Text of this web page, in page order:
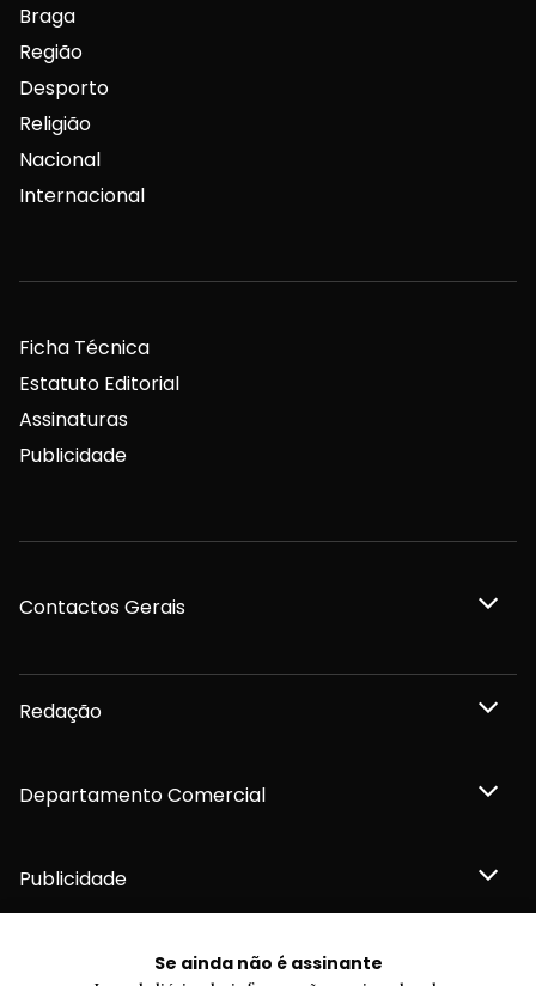
Se ainda não é assinante
Braga
Região
Desporto
Religião
Nacional
Internacional
Ficha Técnica
Estatuto Editorial
Assinaturas
Publicidade
Contactos Gerais
Redação
Departamento Comercial
Publicidade